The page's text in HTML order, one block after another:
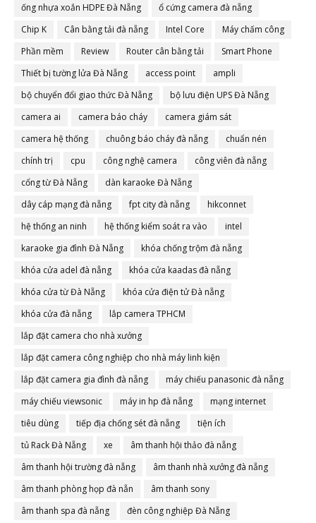
ống nhựa xoắn HDPE Đà Nẵng
ổ cứng camera đà nẵng
Chip K
Cân bằng tải đà nẵng Intel Core
Máy chấm công
Phần mềm
Review Router cân bằng tải
Smart Phone
Thiết bị tường lửa Đà Nẵng
access point
ampli
bộ chuyển đổi giao thức Đà Nẵng
bộ lưu điện UPS Đà Nẵng
camera ai
camera báo cháy
camera giám sát
camera hệ thống
chuông báo cháy đà nẵng
chuẩn nén
chính trị
cpu công nghệ camera
công viên đà nẵng
cổng từ Đà Nẵng
dàn karaoke Đà Nẵng
dây cáp mạng đà nẵng
fpt city đà nẵng
hikconnet
hệ thống an ninh
hệ thống kiểm soát ra vào
intel
karaoke gia đình Đà Nẵng
khóa chống trộm đà nẵng
khóa cửa adel đà nẵng
khóa cửa kaadas đà nẵng
khóa cửa từ Đà Nẵng
khóa cửa điện tử Đà nẵng
khóa cửa đà nẵng
lắp camera TPHCM
lắp đặt camera cho nhà xưởng
lắp đặt camera công nghiệp cho nhà máy linh kiện
lắp đặt camera gia đình đà nẵng
máy chiếu panasonic đà nẵng
máy chiếu viewsonic
máy in hp đà nẵng
mạng internet
tiêu dùng
tiếp địa chống sét đà nẵng
tiện ích
tủ Rack Đà Nẵng
xe
âm thanh hội thảo đà nẵng
âm thanh hội trường đà nẵng
âm thanh nhà xưởng đà nẵng
âm thanh phòng họp đà nẵn
âm thanh sony
âm thanh spa đà nẵng
đèn công nghiệp Đà Nẵng